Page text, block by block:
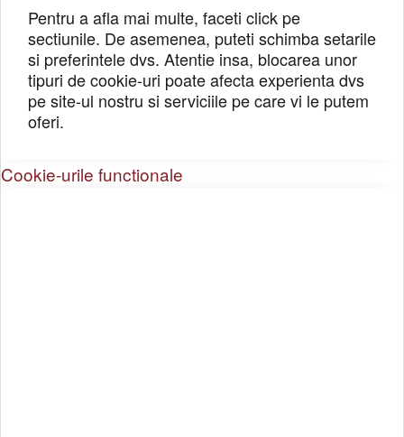
Pentru a afla mai multe, faceti click pe
sectiunile. De asemenea, puteti schimba setarile
si preferintele dvs. Atentie insa, blocarea unor
tipuri de cookie-uri poate afecta experienta dvs
pe site-ul nostru si serviciile pe care vi le putem
oferi.
Cookie-urile functionale